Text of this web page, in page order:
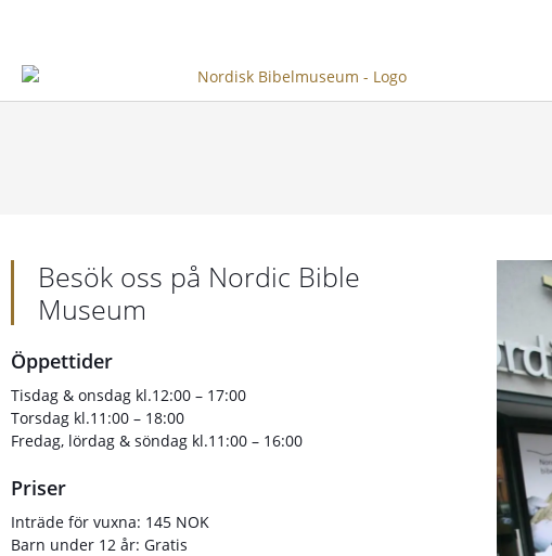
Besök oss på Nordic Bible
Museum
Öppettider
Tisdag & onsdag kl.12:00 – 17:00
Torsdag kl.11:00 – 18:00
Fredag, lördag & söndag kl.11:00 – 16:00
Priser
Inträde för vuxna: 145 NOK
Barn under 12 år: Gratis